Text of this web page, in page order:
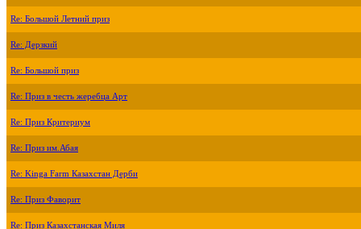
Re: Большой Летний приз
Re: Дерзкий
Re: Большой приз
Re: Приз в честь жеребца Арт
Re: Приз Критериум
Re: Приз им.Абая
Re: Kinga Farm Казахстан Дерби
Re: Приз Фаворит
Re: Приз Казахстанская Миля